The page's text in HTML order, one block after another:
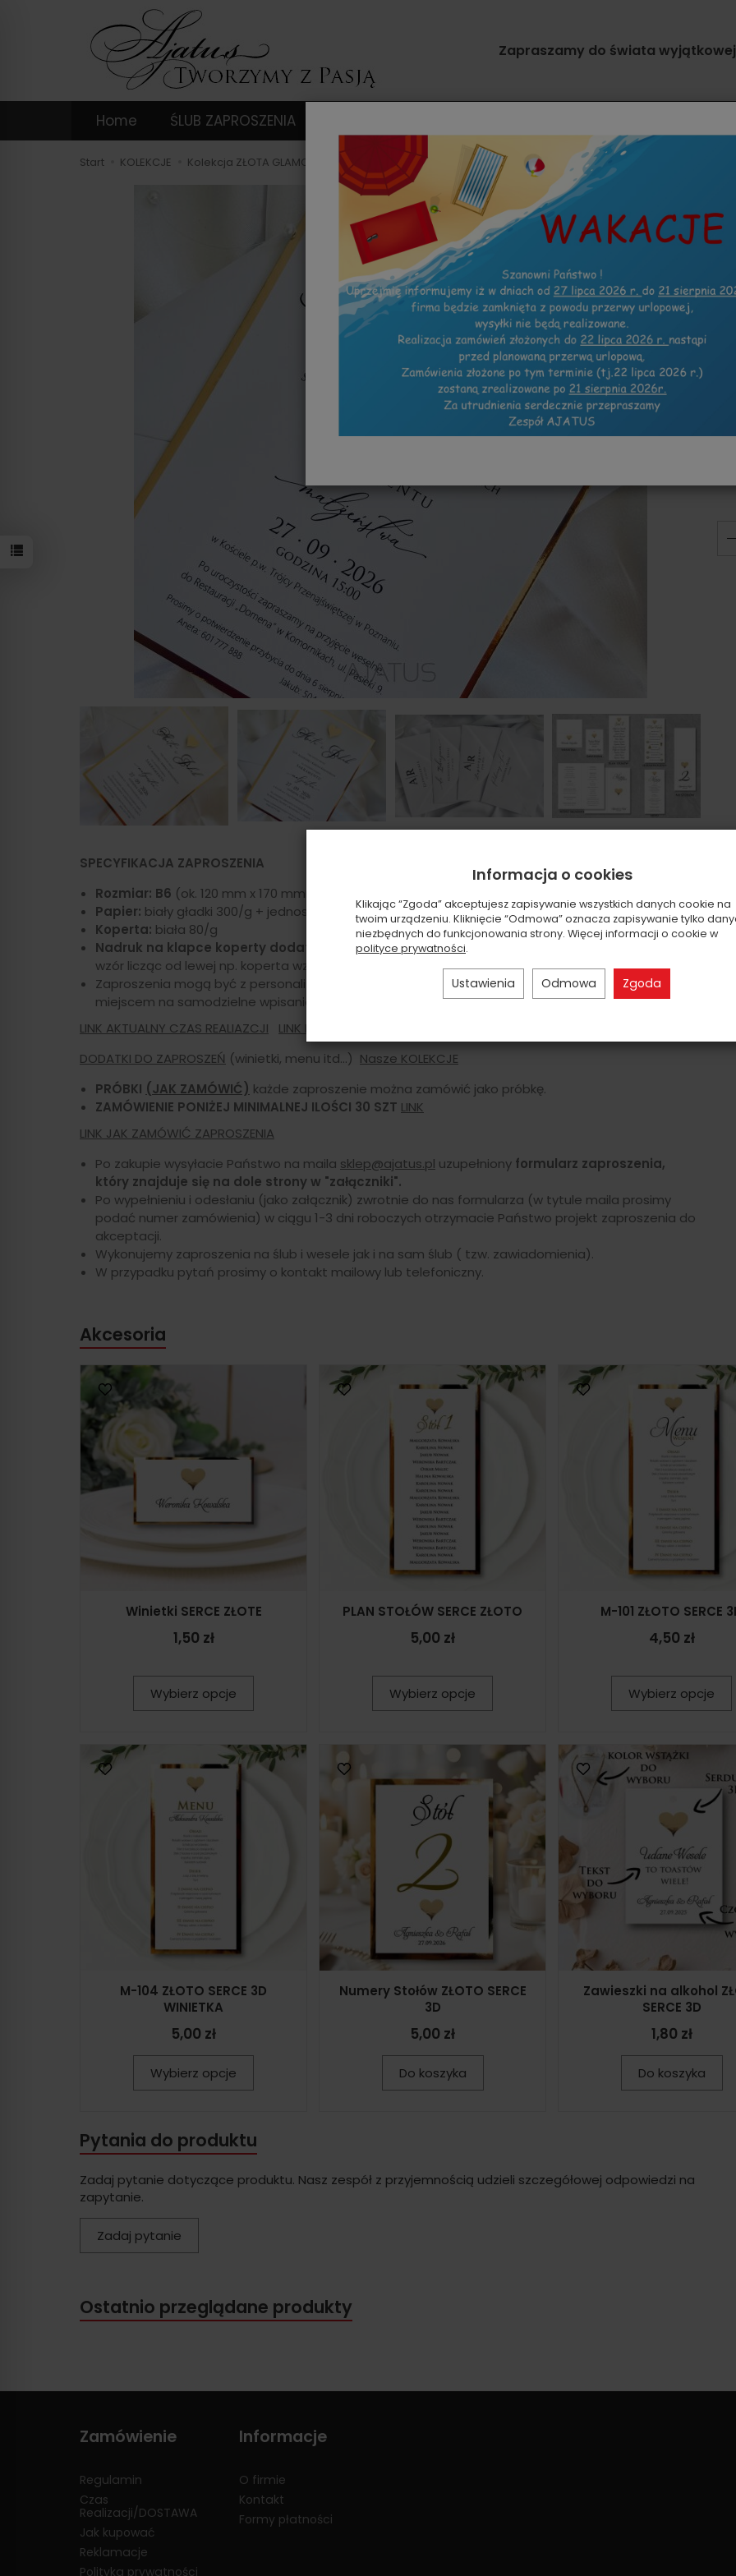
Zapraszamy do świata
Home ŚLUB ZAPROSZENIA
Start KOLEKCJE Kolekcja ZŁOTA GLAMOUR JKZ B6 ZŁOTE 3
SPECYFIKACJA ZAPROSZENIA
Rozmiar: B6 (ok. 120 mm x 170 mmm)
Papier: biały gładki 300/g + jednostronny złotym lustrzany podkład 300/g = łącznie 600/g
Koperta: biała 80/g
Nadruk na klapce koperty dodatkowo płatny- dopasowany do zaproszenia (można podać
wzór licząc od lewej np. koperta wzór 2)
Zaproszenia mogą być z personalizacją gości a część albo wszystkie wykropkowane z wolnym
miejscem na samodzielne wpisanie zaproszonych gości.
LINK AKTUALNY CZAS REALIAZCJI
LINK KOSZTY I SPOSOBY DOSTAWY
DODATKI DO ZAPROSZEŃ (winietki, menu itd...) Nasze KOLEKCJE
PRÓBKI (JAK ZAMÓWIĆ) każde zaproszenie można zamówić jako próbkę.
ZAMÓWIENIE PONIŻEJ MINIMALNEJ ILOŚCI 30 SZT LINK
LINK JAK ZAMÓWIĆ ZAPROSZENIA
Po zakupie wysyłacie Państwo na maila sklep@ajatus.pl uzupełniony formularz zaproszenia,
który znajduje się na dole strony w "załączniki".
Po wypełnieniu i odesłaniu (jako załącznik) zwrotnie do nas formularza (w tytule maila prosimy
podać numer zamówienia) w ciągu 1-3 dni roboczych otrzymacie Państwo projekt zaproszenia do
akceptacji.
Wykonujemy zaproszenia na ślub i wesele jak i na sam ślub ( tzw. zawiadomienia).
W przypadku pytań prosimy o kontakt mailowy lub telefoniczny.
Akcesoria
Winietki SERCE ZŁOTE
1,50 zł
Wybierz opcje
PLAN STOŁÓW SERCE ZŁOTO
5,00 zł
Wybierz opcje
M-101 ZŁOTO SERCE
4,50 zł
Wybierz opcje
M-104 ZŁOTO SERCE 3D
WINIETKA
5,00 zł
Wybierz opcje
Numery Stołów ZŁOTO SERCE
3D
5,00 zł
Do koszyka
Zawieszki na alkohol
SERCE 3D
1,80 zł
Do koszyka
Pytania do produktu
Zadaj pytanie dotyczące produktu. Nasz zespół z przyjemnością udzieli szczegółowej odpowiedzi na
zapytanie.
Zadaj pytanie
Ostatnio przeglądane produkty
Zamówienie
Regulamin
Czas
Realizacji/DOSTAWA
Jak kupować
Reklamacje
Polityka prywatności
Informacje
O firmie
Kontakt
Formy płatności
Informacja o cookies
Klikając “Zgoda” akceptujesz zapisywanie wszystkich danych cookie na
twoim urządzeniu. Kliknięcie “Odmowa” oznacza zapisywanie tylko
niezbędnych do funkcjonowania strony. Więcej informacji o cookie w
polityce prywatności.
Ustawienia Odmowa Zgoda